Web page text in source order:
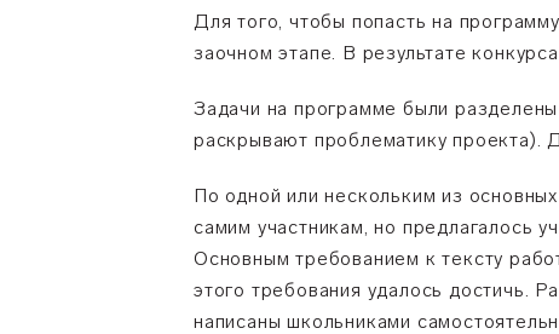
Для того, чтобы попасть на
заочном этапе. В результате
Задачи на программе были
раскрывают проблематику проекта).
По одной или нескольким из
самим участникам, но предлагалось
Основным требованием к тексту
этого требования удалось достичь.
написаны школьниками